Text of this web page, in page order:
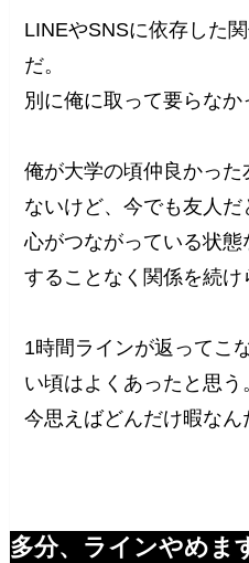
LINEやSNSに依存した
だ。
別に俺に取って要らなか
俺が大学の頃仲良かっ
ないけど、今でも友人だ
心がつながっている状
することなく関係を続け
1時間ラインが返ってこ
い頃はよくあったと思う
今思えばどんだけ暇なん
多分、ラインやめま